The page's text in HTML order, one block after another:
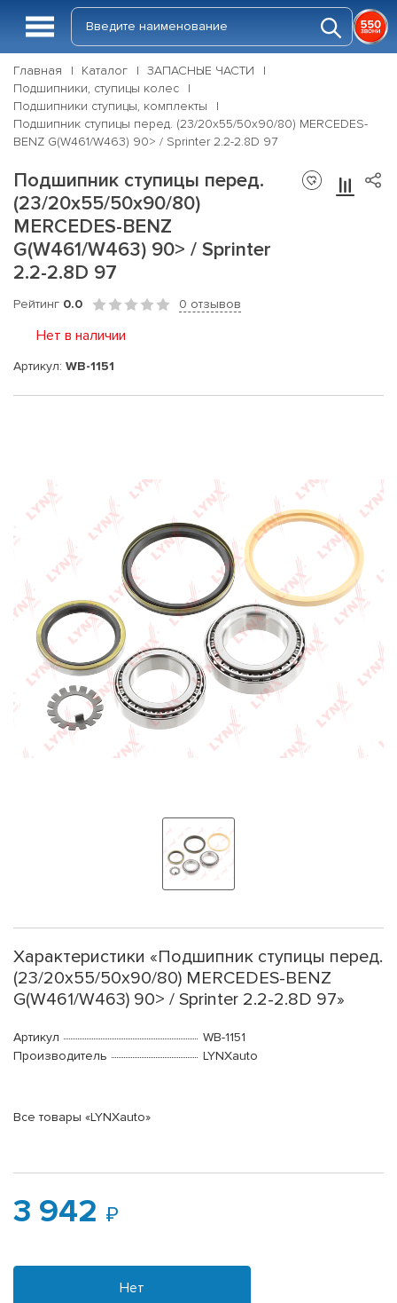
Главная Каталог
ЗАПАСНЫЕ ЧАСТИ
Подшипники, ступицы колес
Подшипники ступицы, комплекты
Подшипник ступицы перед. (23/20x55/50x90/80) MERCEDES-
BENZ G(W461/W463) 90> / Sprinter 2.2-2.8D 97
Подшипник ступицы перед.
(23/20x55/50x90/80)
MERCEDES-BENZ
G(W461/W463) 90> / Sprinter
2.2-2.8D 97
Рейтинг 0.0 0 отзывов
Нет в наличии
Артикул: WB-1151
Характеристики «Подшипник ступицы перед.
(23/20x55/50x90/80) MERCEDES-BENZ
G(W461/W463) 90> / Sprinter 2.2-2.8D 97»
Артикул
WB-1151
Производитель
LYNXauto
Все товары «LYNXauto»
3 942
Нет